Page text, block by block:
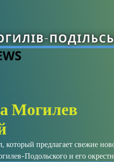
Могилев
предлагает свежие
Подольского и его